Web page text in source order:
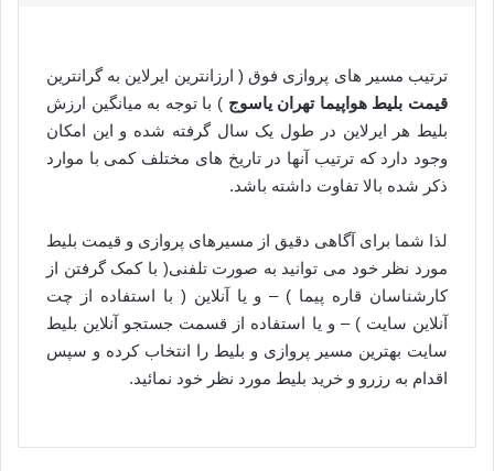
ترتیب مسیر های پروازی فوق ( ارزانترین ایرلاین به گرانترین
قیمت بلیط هواپیما تهرانیاسوج ) با توجه به میانگین ارزش
بلیط هر ایرلاین در طول یک سال گرفته شده و این امکان
وجود دارد که ترتیب آنها در تاریخ های مختلف کمی با موارد
ذکر شده بالا تفاوت داشته باشد.
لذا شما برای آگاهی دقیق از مسیرهای پروازی و قیمت بلیط
مورد نظر خود می توانید به صورت تلفنی( با کمک گرفتن از
کارشناسان قاره پیما ) – و یا آنلاین ( با استفاده از چت
آنلاین سایت ) – و یا استفاده از قسمت جستجو آنلاین بلیط
سایت بهترین مسیر پروازی و بلیط را انتخاب کرده و سپس
اقدام به رزرو و خرید بلیط مورد نظر خود نمائید.